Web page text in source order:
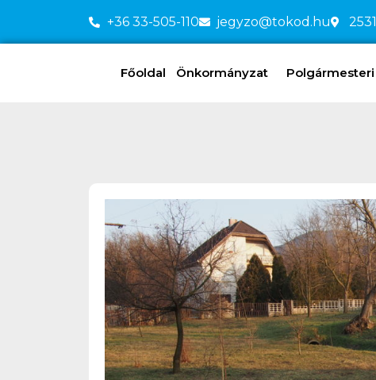
+36 33-505-110 jegyzo@tokod.hu
Főoldal Önkormányzat